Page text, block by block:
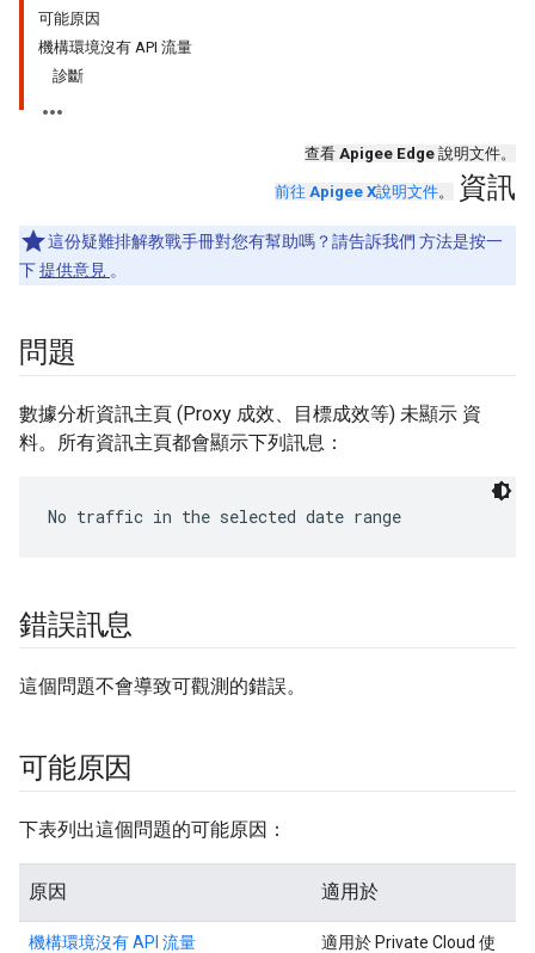
可能原因
機構環境沒有 API 流量
診斷
查看 Apigee Edge 說明文件。
前往 Apigee X說明文件。 資訊
這份疑難排解教戰手冊對您有幫助嗎？請告訴我們 方法是按一
下提供意見 。
問題
數據分析資訊主頁 (Proxy 成效、目標成效等) 未顯示 資
料。所有資訊主頁都會顯示下列訊息：
錯誤訊息
這個問題不會導致可觀測的錯誤。
可能原因
下表列出這個問題的可能原因：
原因 適用於
機構環境沒有 API 流量
適用於 Private Cloud 使